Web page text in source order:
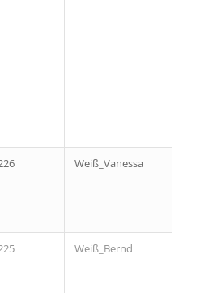
Weiß_Vanessa
Weiß_Bernd